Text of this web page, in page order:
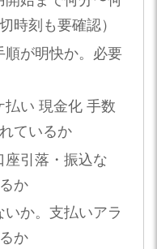
時刻も要確認）
順が明快か。必要
払い 現金化 手数
ているか
座引落・振込な
か
か。支払いアラ
か